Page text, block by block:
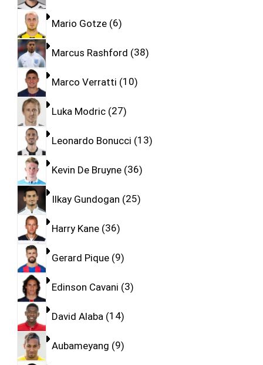
Mario Gotze 6
Marcus Rashford 38
Marco Verratti 10
Luka Modric 27
Leonardo Bonucci 13
Kevin De Bruyne 36
Ilkay Gundogan 25
Harry Kane 36
Gerard Pique 9
Edinson Cavani 3
David Alaba 14
Aubameyang 9